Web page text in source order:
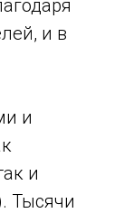
и в
и
и
Тысячи